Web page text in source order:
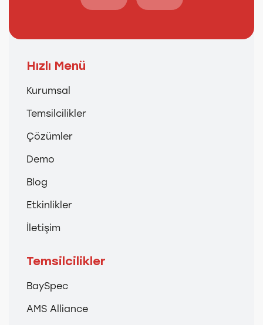
Hızlı Menü
Kurumsal
Temsilcilikler
Çözümler
Demo
Blog
Etkinlikler
İletişim
Temsilcilikler
BaySpec
AMS Alliance